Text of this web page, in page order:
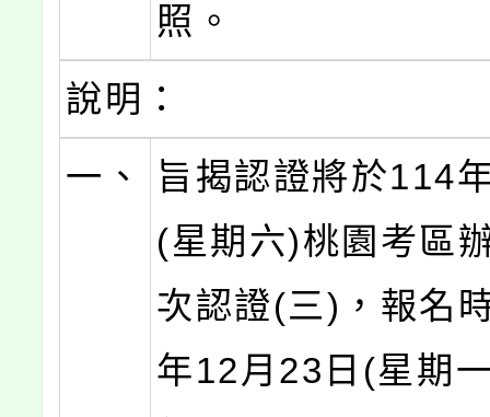
照。
說明：
一、
旨揭認證將於114
(星期六)桃園考區
次認證(三)，報名
年12月23日(星期